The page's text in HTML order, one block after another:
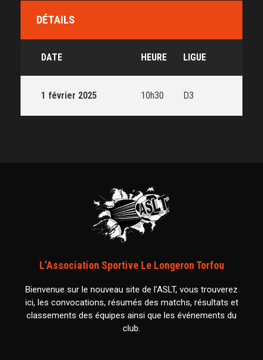
DÉTAILS
DATE HEURE LIGUE
1 février 2025 10h30 D3
L’Association Sportive Le Longeron Torfou
Bienvenue sur le nouveau site de l’ASLT, vous trouverez
ici, les convocations, résumés des matchs, résultats et
classements des équipes ainsi que les événements du
club.